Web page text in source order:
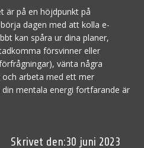
är på en höjdpunkt på
dagen med att kolla e-
kan spåra ur dina planer,
försvinner eller
vänta några
arbeta med ett mer
mentala energi fortfarande är
30 juni 2023